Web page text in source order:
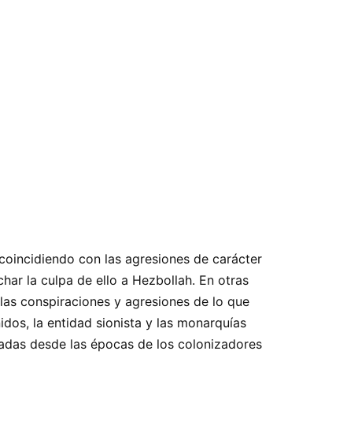
con las agresiones de carácter
la culpa de ello a Hezbollah. En otras
conspiraciones y agresiones de lo que
la entidad sionista y las monarquías
desde las épocas de los colonizadores